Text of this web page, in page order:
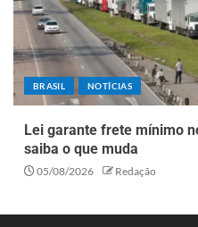
BRASIL NOTÍCIAS
Lei garante frete mínimo
saiba o que muda
05/08/2026 Redação